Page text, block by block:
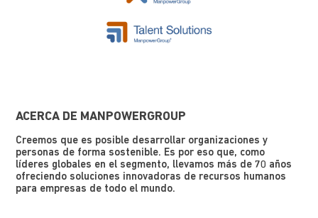
ACERCA DE MANPOWERGROUP
Creemos que es posible desarrollar organizaciones y
personas de forma sostenible. Es por eso que, como
líderes globales en el segmento, llevamos más de 70 años
ofreciendo soluciones innovadoras de recursos humanos
para empresas de todo el mundo.